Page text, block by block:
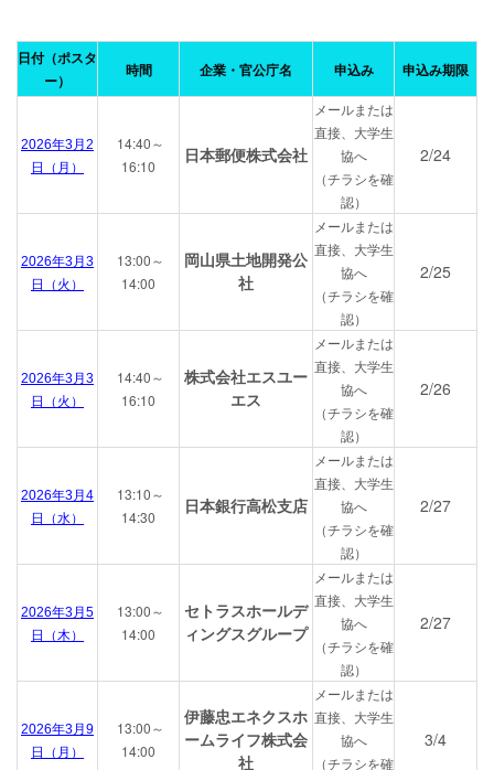
日付（ポスタ
ー）
時間 企業・官公庁名 申込み 申込み期限
2026年3月2
日（月）
14:40～
16:10
日本郵便株式会社
メールまたは
直接、大学生
協へ
（チラシを確
認）
2/24
2026年3月3
日（火）
13:00～
14:00
岡山県土地開発公
社
メールまたは
直接、大学生
協へ
（チラシを確
認）
2/25
2026年3月3
日（火）
14:40～
16:10
株式会社エスユー
エス
メールまたは
直接、大学生
協へ
（チラシを確
認）
2/26
2026年3月4
日（水）
13:10～
14:30
日本銀行高松支店
メールまたは
直接、大学生
協へ
（チラシを確
認）
2/27
2026年3月5
日（木）
13:00～
14:00
セトラスホールデ
ィングスグループ
メールまたは
直接、大学生
協へ
（チラシを確
認）
2/27
2026年3月9
日（月）
13:00～
14:00
伊藤忠エネクスホ
ームライフ株式会
社
メールまたは
直接、大学生
協へ
（チラシを確
3/4